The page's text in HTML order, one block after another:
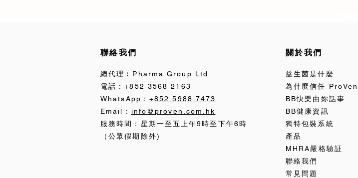
聯絡我們
總代理︰Pharma Group Ltd.
電話：+852 3568 2163
WhatsApp： +852 5988 7473
Email： info@proven.com.hk
服務時間：星期一至五上午9時至下午6時
（公眾假期除外)
關於我們
益生菌是什麼
為什麼信任 ProVen
BB快樂由妳話事
BB健康資訊
獨特包裝系統
產品
MHRA嚴格驗証
聯絡我們
常見問題